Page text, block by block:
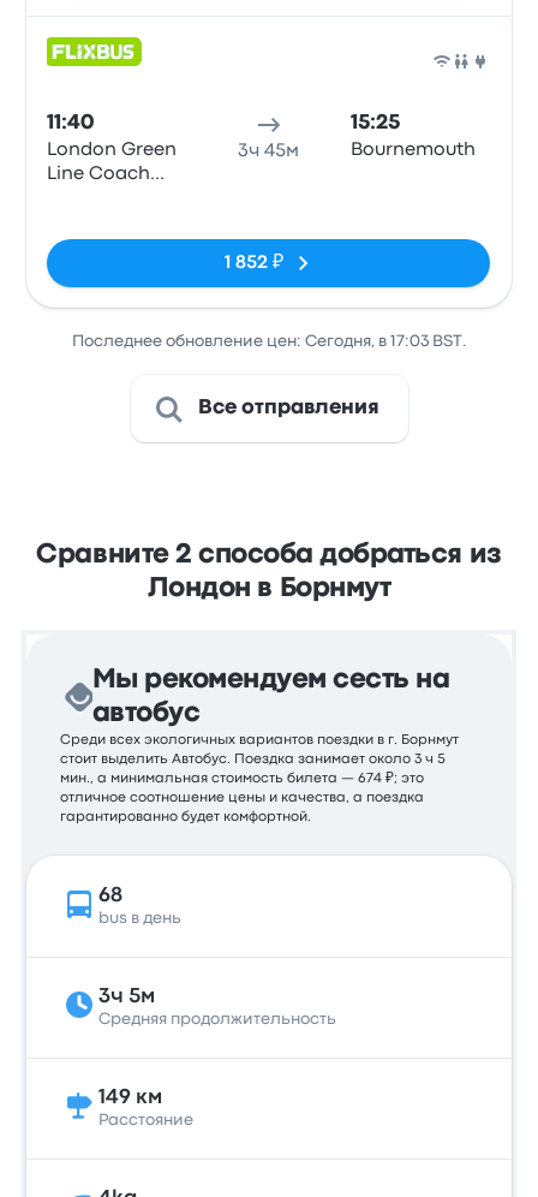
11:40
London Green
Line Coach
3ч 45м
15:25
Bournemouth
1 852 ₽
Последнее обновление цен: Сегодня, в 17:03 BST.
Все отправления
Сравните 2 способа добраться из
Лондон в Борнмут
Мы рекомендуем сесть на
автобус
Среди всех экологичных вариантов поездки в г. Борнмут
стоит выделить Автобус. Поездка занимает около 3 ч 5
мин., а минимальная стоимость билета — 674 ₽; это
отличное соотношение цены и качества, а поездка
гарантированно будет комфортной.
68
bus в день
3ч 5м
Средняя продолжительность
149 км
Расстояние